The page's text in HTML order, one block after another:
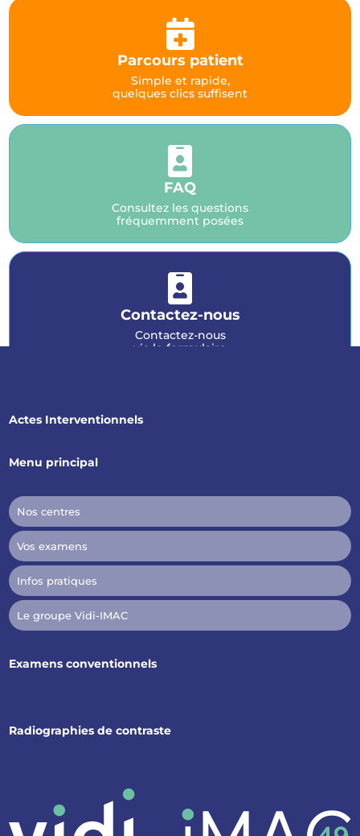

Parcours patient
Simple et rapide,
quelques clics suffisent

FAQ
Consultez les questions
fréquemment posées

Contactez-nous
Contactez-nous
via le formulaire
Actes Interventionnels
Menu principal
Nos centres
Vos examens
Infos pratiques
Le groupe Vidi-IMAC
Examens conventionnels
Radiographies de contraste